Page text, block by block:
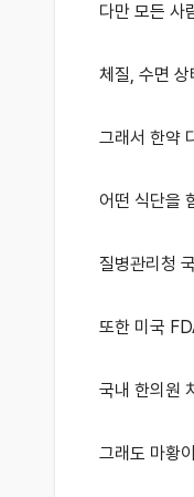
다만 모든 사
체질, 수면
그래서 한약
어떤 식단을
질병관리청
또한 미국
국내 한의원
그래도 마황